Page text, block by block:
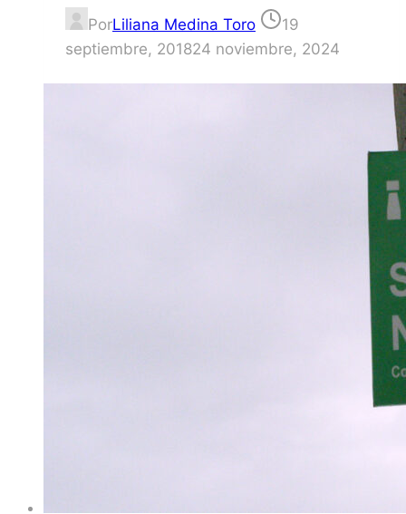
PorLiliana Medina Toro
19
septiembre, 201824 noviembre, 2024